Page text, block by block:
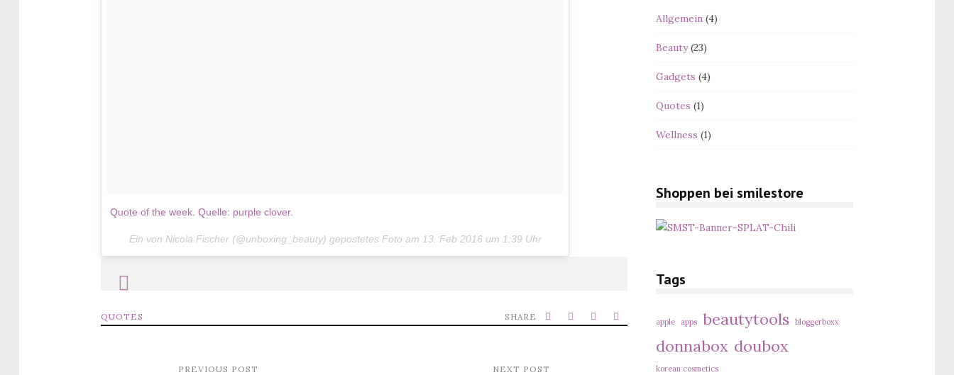
Quote of the week. Quelle: purple clover.
Ein von Nicola Fischer (@unboxing_beauty) gepostetes Foto am 13. Feb 2016 um 1:39 Uhr
QUOTES SHARE
PREVIOUS POST NEXT POST
Allgemein (4)
Beauty(23)
Gadgets (4)
Quotes (1)
Wellness (1)
Shoppen bei smilestore
Tags
apple apps beautytools bloggerboxx
donnabox doubox
korean cosmetics